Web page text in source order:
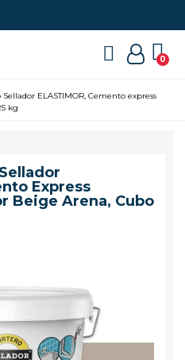
Sellador ELASTIMOR, Cemento express
kg
Express
Beige Arena, Cubo